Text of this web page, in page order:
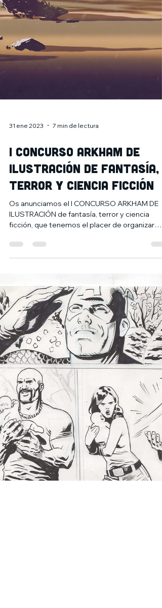
31 ene 2023 7 min de lectura
I CONCURSO ARKHAM DE
ficción, que tenemos el placer de organizar
junto al...